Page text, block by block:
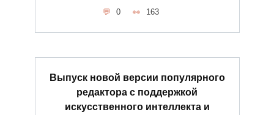
0 163
Выпуск новой версии популярного
редактора с поддержкой
искусственного интеллекта и